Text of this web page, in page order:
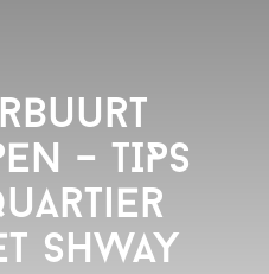
– TIPS
SHWAY